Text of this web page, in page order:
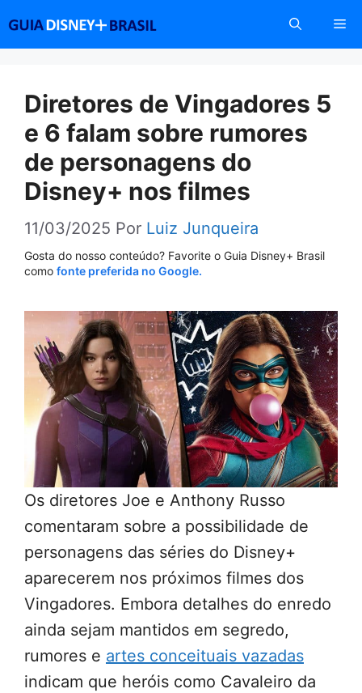
conteúdo
Diretores de Vingadores 5
e 6 falam sobre rumores
de personagens do
Disney+ nos filmes
11/03/2025 Por Luiz Junqueira
Gosta do nosso conteúdo? Favorite o Guia Disney+ Brasil
como fonte preferida no Google.
Os diretores Joe e Anthony Russo
comentaram sobre a possibilidade de
personagens das séries do Disney+
aparecerem nos próximos filmes dos
Vingadores. Embora detalhes do enredo
ainda sejam mantidos em segredo,
rumores e artes conceituais vazadas
indicam que heróis como Cavaleiro da